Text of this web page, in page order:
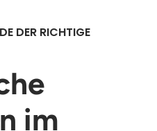
DER RICHTIGE
im